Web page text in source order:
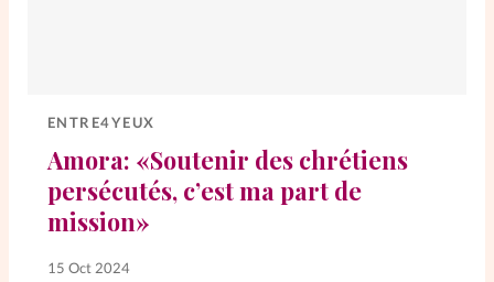
ENTRE4YEUX
Amora: «Soutenir des chrétiens
persécutés, c’est ma part de
mission»
15 Oct 2024